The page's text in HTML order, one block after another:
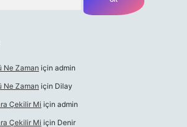
Ne Zaman için admin
Ne Zaman için Dilay
Çekilir Mi için admin
Çekilir Mi için Denir